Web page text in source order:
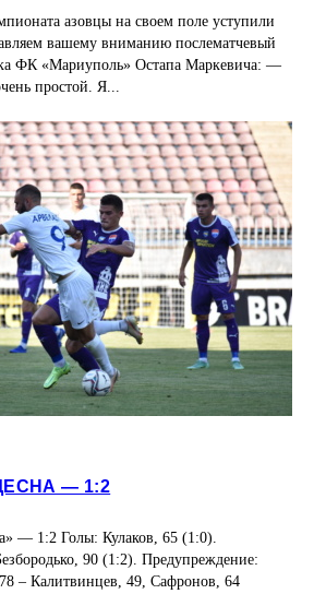
азовцы на своем поле уступили
вашему вниманию послематчевый
ФК «Мариуполь» Остапа Маркевича: —
простой. Я...
— 1:2
— 1:2 Голы: Кулаков, 65 (1:0).
90 (1:2). Предупреждение:
– Калитвинцев, 49, Сафронов, 64